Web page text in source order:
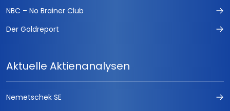
NBC – No Brainer Club
Der Goldreport
Aktuelle Aktienanalysen
Nemetschek SE